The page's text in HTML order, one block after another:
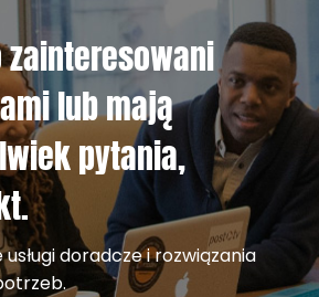
lub mają
pytania,
doradcze i rozwiązania